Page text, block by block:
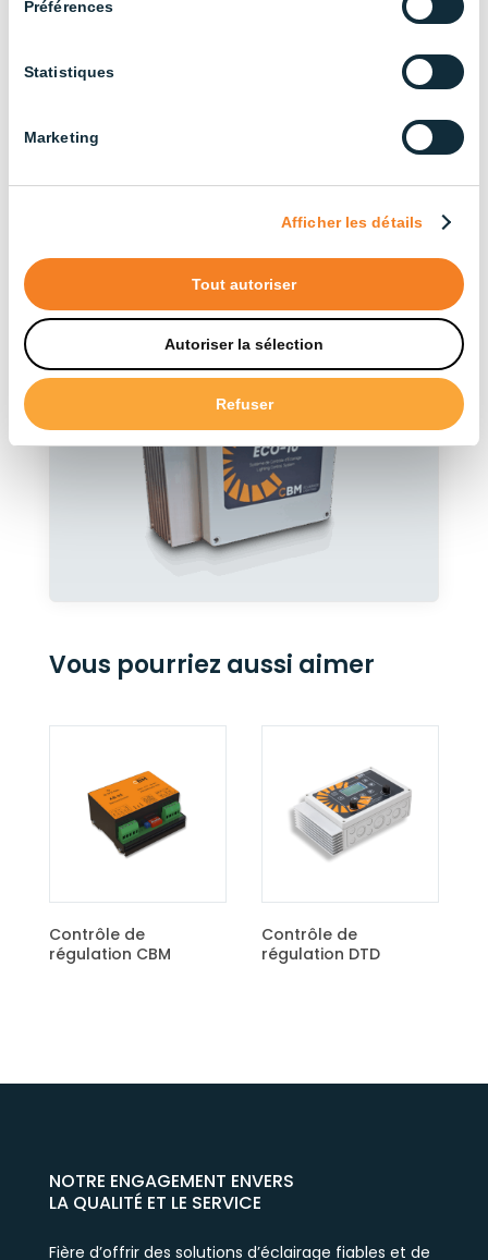
Préférences
Statistiques
Marketing
Afficher les détails
Tout autoriser
Autoriser la sélection
Refuser
produits de la série
Vous pourriez aussi aimer
Contrôle de
régulation CBM
Contrôle de
régulation DTD
NOTRE ENGAGEMENT ENVERS
LA QUALITÉ ET LE SERVICE
Fière d’offrir des solutions d’éclairage fiables et de